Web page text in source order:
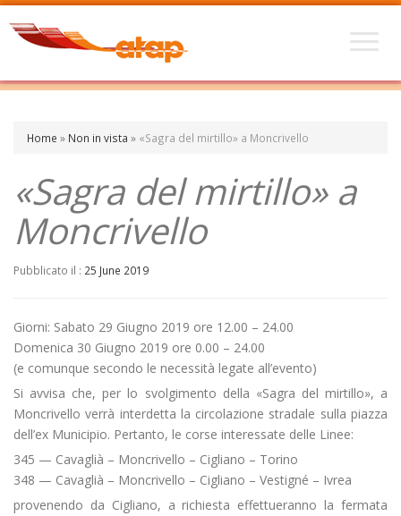
Home » Non in vista » «Sagra del mirtillo» a Moncrivello
«Sagra del mirtillo» a
Moncrivello
Pubblicato il : 25 June 2019
Giorni: Sabato 29 Giugno 2019 ore 12.00 – 24.00
Domenica 30 Giugno 2019 ore 0.00 – 24.00
(e comunque secondo le necessità legate all’evento)
Si avvisa che, per lo svolgimento della «Sagra del mirtillo», a
Moncrivello verrà interdetta la circolazione stradale sulla piazza
dell’ex Municipio. Pertanto, le corse interessate delle Linee:
345 — Cavaglià – Moncrivello – Cigliano – Torino
348 — Cavaglià – Moncrivello – Cigliano – Vestigné – Ivrea
provenendo da Cigliano, a richiesta effettueranno la fermata